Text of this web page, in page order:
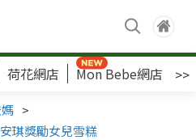
荷花網店 Mon Bebe網店 >>
>
琪獎勵女兒雪糕